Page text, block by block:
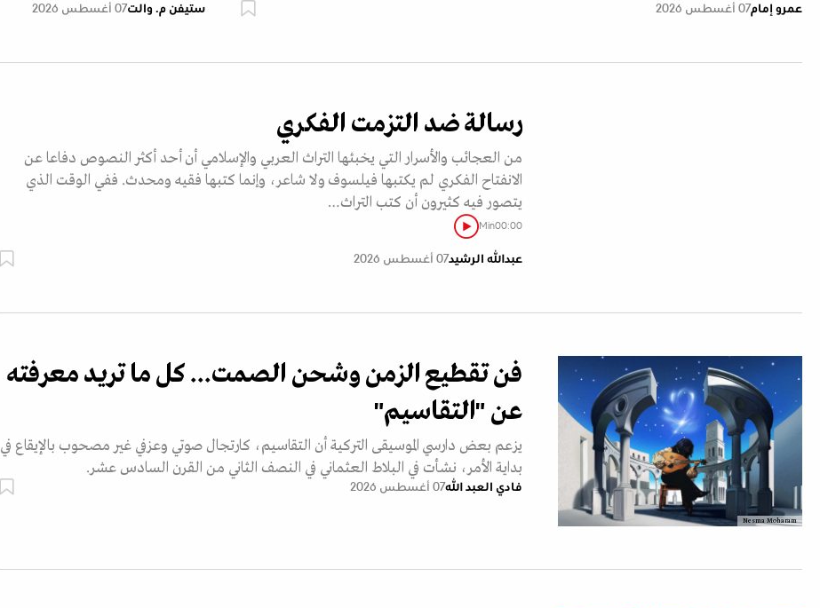
عمرو إمام07 أغسطس 2026 ستيفن م. والت07 أغسطس 2026
رسالة ضد التزمت الفكري
من العجائب والأسرار التي يخبئها التراث العربي والإسلامي أن أحد أكثر النصوص دفاعا عن
الانفتاح الفكري لم يكتبها فيلسوف ولا شاعر، وإنما كتبها فقيه ومحدث. ففي الوقت الذي
يتصور فيه كثيرون أن كتب التراث…
Min00:00
عبدالله الرشيد07 أغسطس 2026
Nesma Moharam
فن تقطيع الزمن وشحن الصمت... كل ما تريد معرفته
عن "التقاسيم"
يزعم بعض دارسي الموسيقى التركية أن التقاسيم، كارتجال صوتي وعزفي غير مصحوب بالإيقاع في
بداية الأمر، نشأت في البلاط العثماني في النصف الثاني من القرن السادس عشر.
فادي العبد الله07 أغسطس 2026